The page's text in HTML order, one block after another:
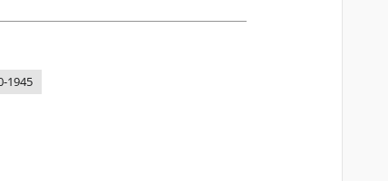
1945